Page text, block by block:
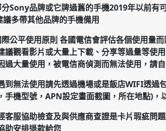
Sony品牌或它牌過舊的手機2019年以前有
議多帶其他品牌的手機備用
公平使用原則 各國電信會評估各個使用量
議觀看影片或大量上下載、分享等過量等使
過大量使用，被電信商偵測而無法使用，請自
到無法使用請先透過機場或是飯店WIFI透過
手機型號，APN設定畫面截圖，所在地點)，
客服協助檢查及與供應商查證是卡片瑕疵問
助安排退款給您